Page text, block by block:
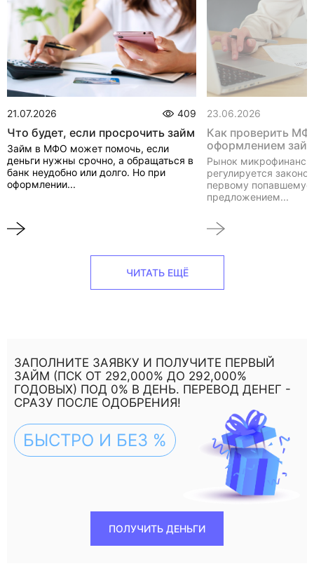
21.07.2026 409
Что будет, если просрочить займ
Займ в МФО может помочь, если
деньги нужны срочно, а обращаться в
банк неудобно или долго. Но при
оформлении...
23.06.2026
Как проверить
оформлением
Рынок
регулируется
первому
предложением...
ЧИТАТЬ ЕЩЁ
ЗАПОЛНИТЕ ЗАЯВКУ И ПОЛУЧИТЕ ПЕРВЫЙ
ЗАЙМ (ПСК ОТ 292,000% ДО 292,000%
ГОДОВЫХ) ПОД 0% В ДЕНЬ. ПЕРЕВОД ДЕНЕГ -
СРАЗУ ПОСЛЕ ОДОБРЕНИЯ!
БЫСТРО И БЕЗ %
ПОЛУЧИТЬ ДЕНЬГИ